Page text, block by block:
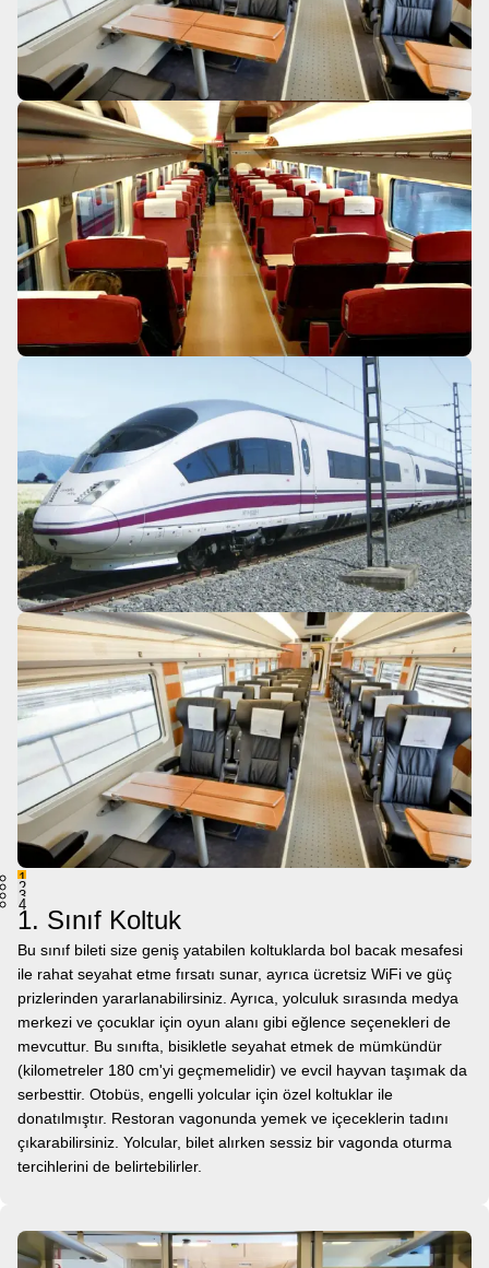
1
2
3
4
1. Sınıf Koltuk
Bu sınıf bileti size geniş yatabilen koltuklarda bol bacak mesafesi
ile rahat seyahat etme fırsatı sunar, ayrıca ücretsiz WiFi ve güç
prizlerinden yararlanabilirsiniz. Ayrıca, yolculuk sırasında medya
merkezi ve çocuklar için oyun alanı gibi eğlence seçenekleri de
mevcuttur. Bu sınıfta, bisikletle seyahat etmek de mümkündür
(kilometreler 180 cm'yi geçmemelidir) ve evcil hayvan taşımak da
serbesttir. Otobüs, engelli yolcular için özel koltuklar ile
donatılmıştır. Restoran vagonunda yemek ve içeceklerin tadını
çıkarabilirsiniz. Yolcular, bilet alırken sessiz bir vagonda oturma
tercihlerini de belirtebilirler.